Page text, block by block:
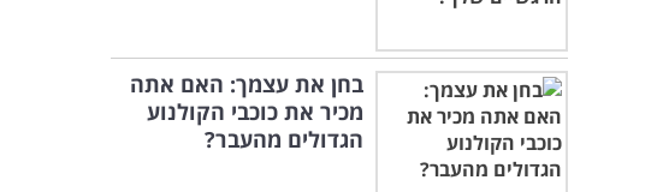
בחן את עצמך: האם אתה
מכיר את כוכבי הקולנוע
הגדולים מהעבר?